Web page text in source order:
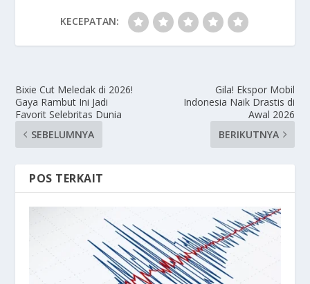
KECEPATAN:
Bixie Cut Meledak di 2026!
Gaya Rambut Ini Jadi
Favorit Selebritas Dunia
SEBELUMNYA
Gila! Ekspor Mobil
Indonesia Naik Drastis di
Awal 2026
BERIKUTNYA
POS TERKAIT